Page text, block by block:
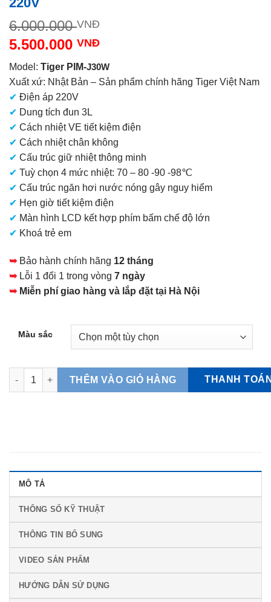
6.000.000VNĐ
6.000.000 VNĐ.
5.500.000 VNĐ
hiện
tại
là:
5.500.000 VNĐ.
Model: Tiger PIM-J30W
Xuất xứ: Nhật Bản – Sản phẩm chính hãng Tiger Việt Nam
✔ Điện áp 220V
✔ Dung tích đun 3L
✔ Cách nhiệt VE tiết kiệm điện
✔ Cách nhiệt chân không
✔ Cấu trúc giữ nhiệt thông minh
✔ Tuỳ chọn 4 mức nhiệt: 70 – 80 -90 -98℃
✔ Cấu trúc ngăn hơi nước nóng gây nguy hiểm
✔ Hẹn giờ tiết kiệm điện
✔ Màn hình LCD kết hợp phím bấm chế độ lớn
✔ Khoá trẻ em
➥Bảo hành chính hãng 12 tháng
➥Lỗi 1 đổi 1 trong vòng 7 ngày
➥Miễn phí giao hàng và lắp đặt tại Hà Nội
Màu sắc
Bình thuỷ điện Tiger PIM-J30W 3L Điện 220V số lượng
THÊM VÀO GIỎ HÀNG THANH
MÔ TẢ
THÔNG SỐ KỸ THUẬT
THÔNG TIN BỔ SUNG
VIDEO SẢN PHẨM
HƯỚNG DẪN SỬ DỤNG